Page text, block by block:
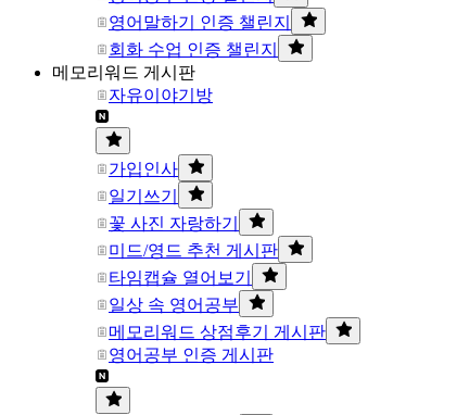
영어말하기 인증 챌린지
회화 수업 인증 챌린지
메모리워드 게시판
자유이야기방
가입인사
일기쓰기
꽃 사진 자랑하기
미드/영드 추천 게시판
타임캡슐 열어보기
일상 속 영어공부
메모리워드 상점후기 게시판
영어공부 인증 게시판